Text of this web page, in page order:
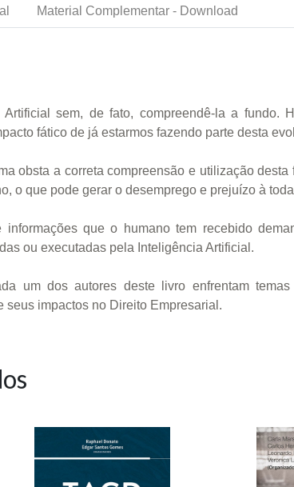
Material Complementar - Download
Artificial sem, de fato, compreendê-la a
fático de já estarmos fazendo parte desta
obsta a correta compreensão e utilização
o que pode gerar o desemprego e prejuízo à
que o humano tem recebido
ou executadas pela Inteligência Artificial.
um dos autores deste livro enfrentam
impactos no Direito Empresarial.